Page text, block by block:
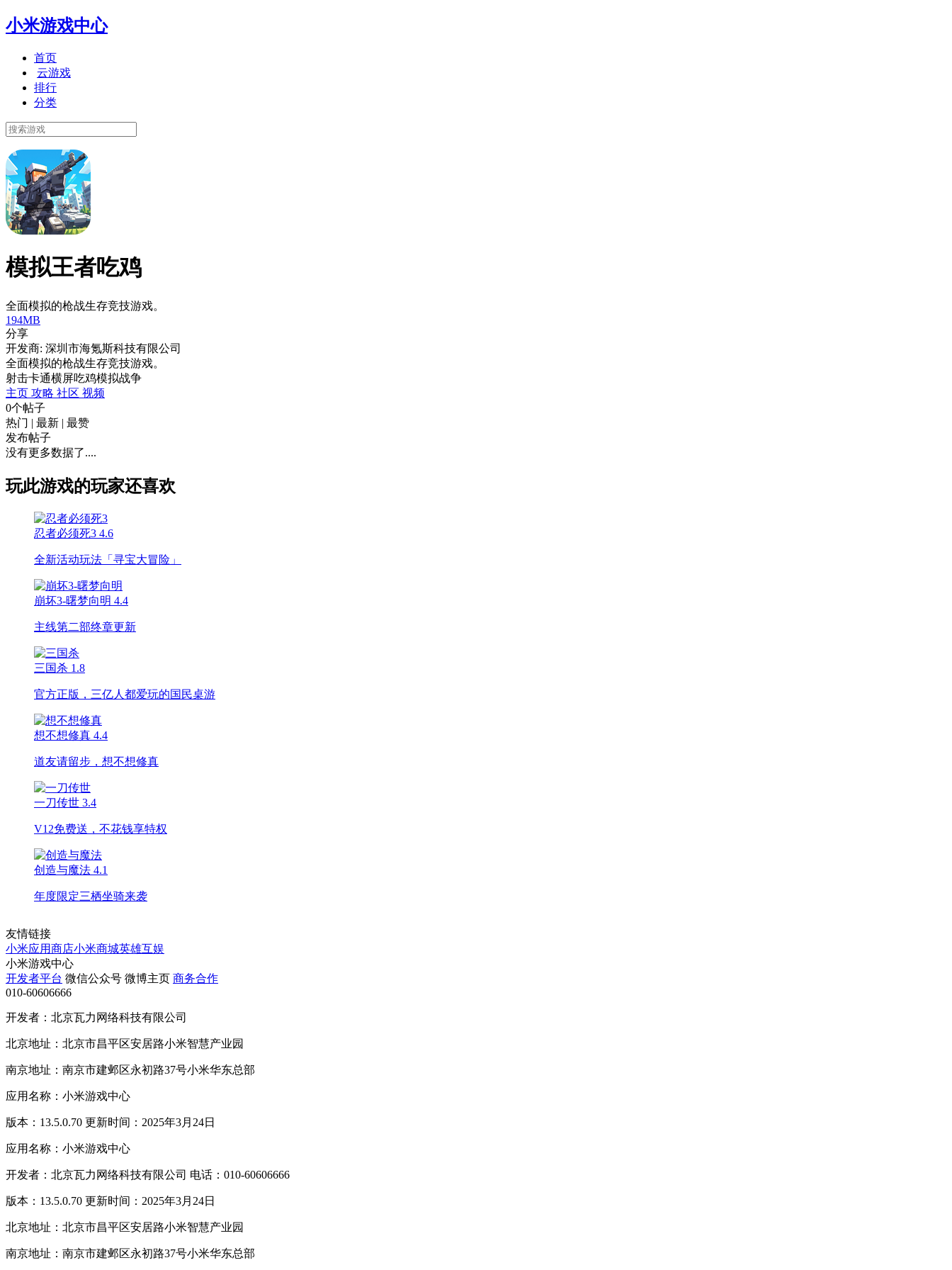
小米游戏中心
首页
云游戏
排行
分类
模拟王者吃鸡
全面模拟的枪战生存竞技游戏。
194MB
分享
开发商: 深圳市海氪斯科技有限公司
全面模拟的枪战生存竞技游戏。
射击卡通横屏吃鸡模拟战争
主页 攻略 社区 视频
0个帖子
热门 | 最新 | 最赞
发布帖子
没有更多数据了....
玩此游戏的玩家还喜欢
忍者必须死3 4.6
全新活动玩法「寻宝大冒险」
崩坏3-曙梦向明 4.4
主线第二部终章更新
三国杀 1.8
官方正版，三亿人都爱玩的国民桌游
想不想修真 4.4
道友请留步，想不想修真
一刀传世 3.4
V12免费送，不花钱享特权
创造与魔法 4.1
年度限定三栖坐骑来袭
友情链接
小米应用商店小米商城英雄互娱
小米游戏中心
开发者平台 微信公众号 微博主页 商务合作
010-60606666
开发者：北京瓦力网络科技有限公司
北京地址：北京市昌平区安居路小米智慧产业园
南京地址：南京市建邺区永初路37号小米华东总部
应用名称：小米游戏中心
版本：13.5.0.70 更新时间：2025年3月24日
应用名称：小米游戏中心
开发者：北京瓦力网络科技有限公司 电话：010-60606666
版本：13.5.0.70 更新时间：2025年3月24日
北京地址：北京市昌平区安居路小米智慧产业园
南京地址：南京市建邺区永初路37号小米华东总部